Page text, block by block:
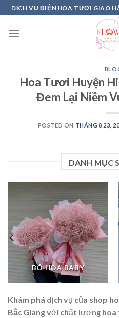
Skip
to
content
DỊCH VỤ ĐIỆN HOA TƯƠI GIAO
Hoa Tươi Huyện
Đem Lại Niềm
POSTED ON THÁNG 8 23,
DANH MỤC
BÓ HOA BABY
Khám phá dịch vụ của shop
Bắc Giangvới chất lượng hoa